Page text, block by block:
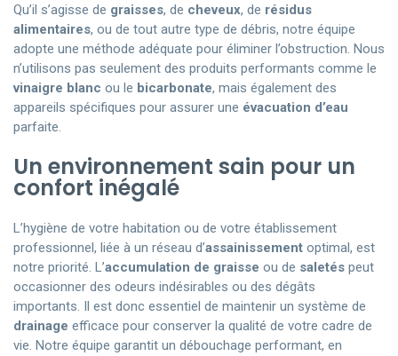
Qu’il s’agisse de graisses, de cheveux, de résidus
alimentaires, ou de tout autre type de débris, notre équipe
adopte une méthode adéquate pour éliminer l’obstruction. Nous
n’utilisons pas seulement des produits performants comme le
vinaigre blanc ou le bicarbonate, mais également des
appareils spécifiques pour assurer une évacuation d’eau
parfaite.
Un environnement sain pour un
confort inégalé
L’hygiène de votre habitation ou de votre établissement
professionnel, liée à un réseau d’assainissement optimal, est
notre priorité. L’accumulation de graisse ou de saletés peut
occasionner des odeurs indésirables ou des dégâts
importants. Il est donc essentiel de maintenir un système de
drainage efficace pour conserver la qualité de votre cadre de
vie. Notre équipe garantit un débouchage performant, en